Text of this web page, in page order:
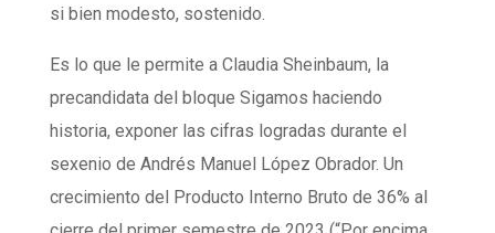
si bien modesto, sostenido.
Es lo que le permite a Claudia Sheinbaum, la
precandidata del bloque Sigamos haciendo
historia, exponer las cifras logradas durante el
sexenio de Andrés Manuel López Obrador. Un
crecimiento del Producto Interno Bruto de 36% al